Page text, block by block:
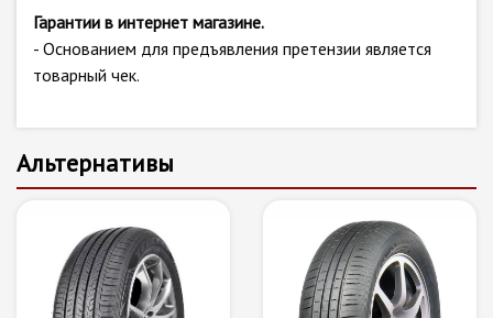
Гарантии в интернет магазине.
- Основанием для предъявления претензии является
товарный чек.
Альтернативы